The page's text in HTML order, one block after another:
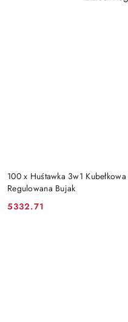
100 x Huśtawka 3w1
Regulowana Bujak
Cena:
5332.71